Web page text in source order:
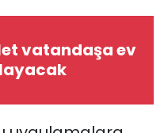
vatandaşa ev